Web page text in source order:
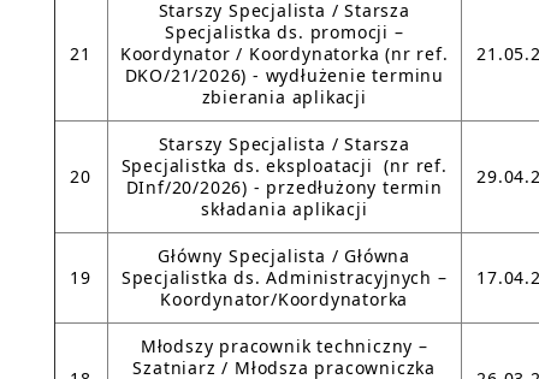
21
Starszy Specjalista / Starsza
Specjalistka ds. promocji –
Koordynator / Koordynatorka (nr ref.
DKO/21/2026) - wydłużenie terminu
zbierania aplikacji
20
Starszy Specjalista / Starsza
Specjalistka ds. eksploatacji (nr ref.
DInf/20/2026) - przedłużony termin
składania aplikacji
19
Główny Specjalista / Główna
Specjalistka ds. Administracyjnych –
Koordynator/Koordynatorka
Młodszy pracownik techniczny –
Szatniarz / Młodsza pracowniczka